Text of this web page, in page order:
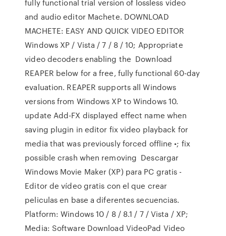
fully functional trial version of lossless video
and audio editor Machete. DOWNLOAD
MACHETE: EASY AND QUICK VIDEO EDITOR
Windows XP / Vista / 7 / 8 / 10; Appropriate
video decoders enabling the Download
REAPER below for a free, fully functional 60-day
evaluation. REAPER supports all Windows
versions from Windows XP to Windows 10.
update Add-FX displayed effect name when
saving plugin in editor fix video playback for
media that was previously forced offline •; fix
possible crash when removing Descargar
Windows Movie Maker (XP) para PC gratis -
Editor de vídeo gratis con el que crear
peliculas en base a diferentes secuencias.
Platform: Windows 10 / 8 / 8.1 / 7 / Vista / XP;
Media: Software Download VideoPad Video